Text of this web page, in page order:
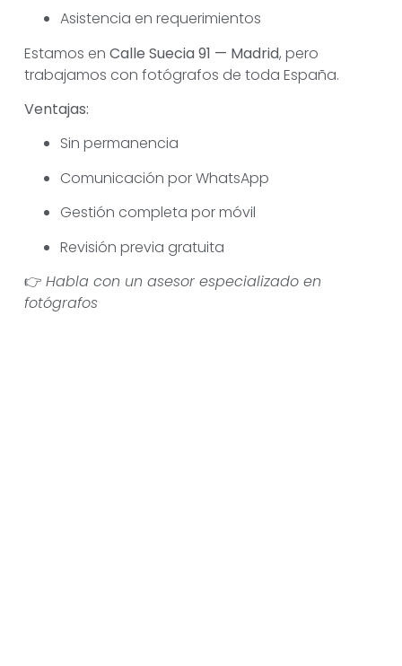
Asistencia en requerimientos
Estamos en Calle Suecia 91 — Madrid, pero
trabajamos con fotógrafos de toda España.
Ventajas:
Sin permanencia
Comunicación por WhatsApp
Gestión completa por móvil
Revisión previa gratuita
👉 Habla con un asesor especializado en
fotógrafos